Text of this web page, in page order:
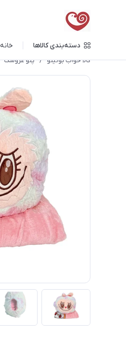
دسته‌بندی کالاها خانه
کالا خواب بونیتو / پتو عروسک